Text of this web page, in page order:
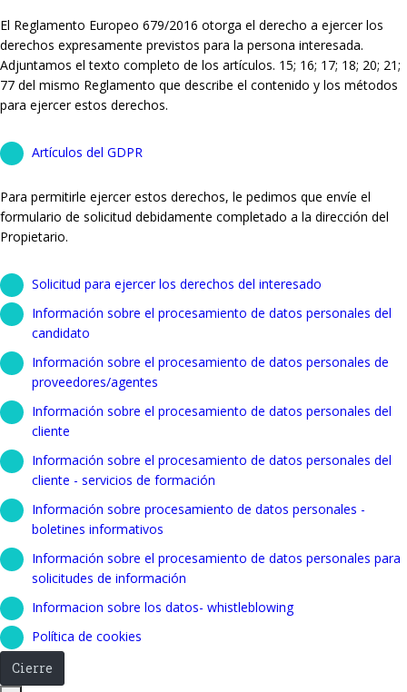
El Reglamento Europeo 679/2016 otorga el derecho a ejercer los
derechos expresamente previstos para la persona interesada.
Adjuntamos el texto completo de los artículos. 15; 16; 17; 18; 20; 21;
77 del mismo Reglamento que describe el contenido y los métodos
para ejercer estos derechos.
Artículos del GDPR
Para permitirle ejercer estos derechos, le pedimos que envíe el
formulario de solicitud debidamente completado a la dirección del
Propietario.
Solicitud para ejercer los derechos del interesado
Información sobre el procesamiento de datos personales del
candidato
Información sobre el procesamiento de datos personales de
proveedores/agentes
Información sobre el procesamiento de datos personales del
cliente
Información sobre el procesamiento de datos personales del
cliente - servicios de formación
Información sobre procesamiento de datos personales -
boletines informativos
Información sobre el procesamiento de datos personales para
solicitudes de información
Informacion sobre los datos- whistleblowing
Política de cookies
Cierre